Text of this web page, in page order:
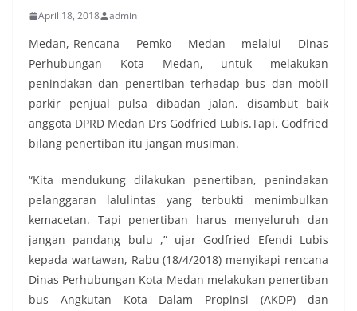
April 18, 2018 admin
Medan,-Rencana Pemko Medan melalui Dinas
Perhubungan Kota Medan, untuk melakukan
penindakan dan penertiban terhadap bus dan mobil
parkir penjual pulsa dibadan jalan, disambut baik
anggota DPRD Medan Drs Godfried Lubis.Tapi, Godfried
bilang penertiban itu jangan musiman.
“Kita mendukung dilakukan penertiban, penindakan
pelanggaran lalulintas yang terbukti menimbulkan
kemacetan. Tapi penertiban harus menyeluruh dan
jangan pandang bulu ,” ujar Godfried Efendi Lubis
kepada wartawan, Rabu (18/4/2018) menyikapi rencana
Dinas Perhubungan Kota Medan melakukan penertiban
bus Angkutan Kota Dalam Propinsi (AKDP) dan